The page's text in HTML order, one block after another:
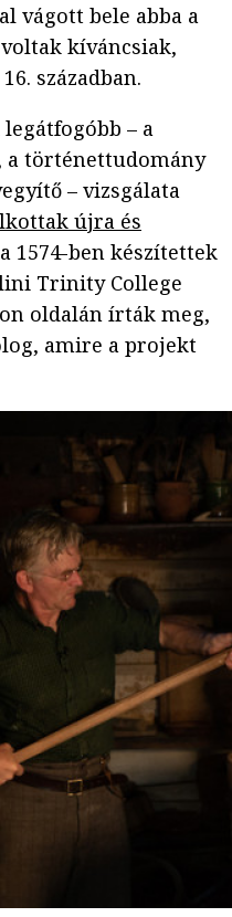
vágott bele abba a
kíváncsiak,
században.
– a
a történettudomány
– vizsgálata
újra és
1574-ben készítettek
Trinity College
oldalán írták meg,
amire a projekt